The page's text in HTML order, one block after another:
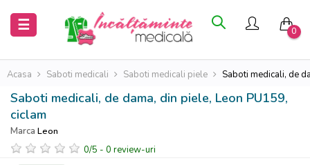
Toggle
navigation
☰ 0
Acasa Saboti medicali Saboti medicali piele Saboti medicali, de
Saboti medicali, de dama, din piele, Leon PU159,
ciclam
Marca Leon
0/5 - 0 review-uri
Inchide
Acasa
Saboti
medicali
Uniforme
Inchide
Acasa
Saboti
medicali
Uniforme